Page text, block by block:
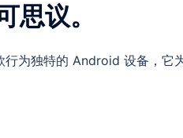
议。
为独特的 Android 设备，它